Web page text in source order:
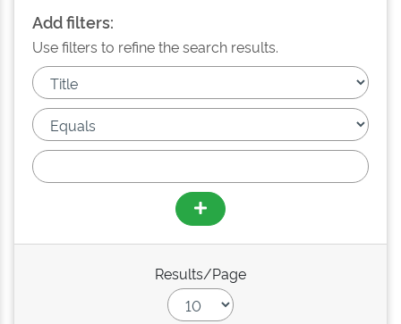
Add filters:
Use filters to refine the search results.
Results/Page